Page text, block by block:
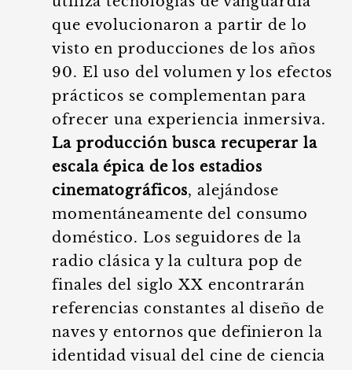
que evolucionaron a partir de lo
visto en producciones de los años
90. El uso del volumen y los efectos
prácticos se complementan para
ofrecer una experiencia inmersiva.
La producción busca recuperar la
escala épica de los estadios
cinematográficos, alejándose
momentáneamente del consumo
doméstico. Los seguidores de la
radio clásica y la cultura pop de
finales del siglo XX encontrarán
referencias constantes al diseño de
naves y entornos que definieron la
identidad visual del cine de ciencia